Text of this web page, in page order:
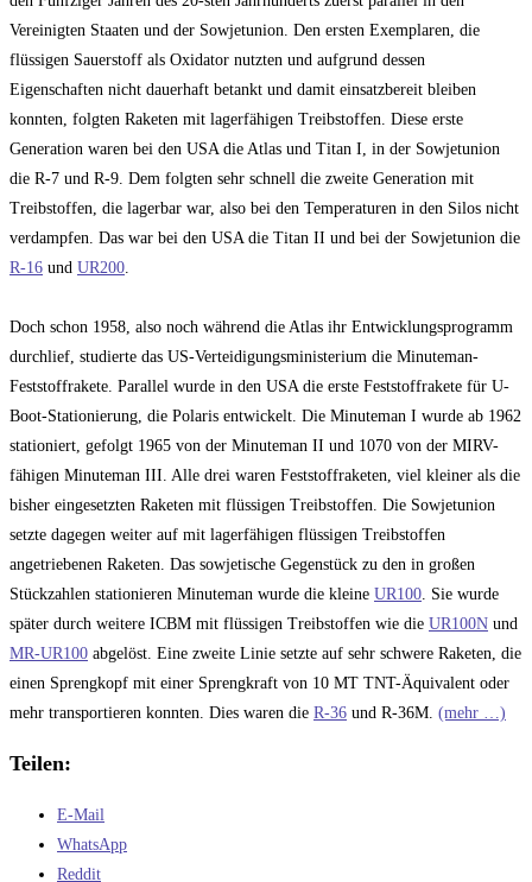
Vereinigten Staaten und der Sowjetunion. Den ersten Exemplaren, die
flüssigen Sauerstoff als Oxidator nutzten und aufgrund dessen
Eigenschaften nicht dauerhaft betankt und damit einsatzbereit bleiben
konnten, folgten Raketen mit lagerfähigen Treibstoffen. Diese erste
Generation waren bei den USA die Atlas und Titan I, in der Sowjetunion
die R-7 und R-9. Dem folgten sehr schnell die zweite Generation mit
Treibstoffen, die lagerbar war, also bei den Temperaturen in den Silos nicht
verdampfen. Das war bei den USA die Titan II und bei der Sowjetunion die
R-16 und UR200
Doch schon 1958, also noch während die Atlas ihr Entwicklungsprogramm
durchlief, studierte das US-Verteidigungsministerium die Minuteman-
Feststoffrakete. Parallel wurde in den USA die erste Feststoffrakete für U-
Boot-Stationierung, die Polaris entwickelt. Die Minuteman I wurde ab 1962
stationiert, gefolgt 1965 von der Minuteman II und 1070 von der MIRV-
fähigen Minuteman III. Alle drei waren Feststoffraketen, viel kleiner als die
bisher eingesetzten Raketen mit flüssigen Treibstoffen. Die Sowjetunion
setzte dagegen weiter auf mit lagerfähigen flüssigen Treibstoffen
angetriebenen Raketen. Das sowjetische Gegenstück zu den in großen
Stückzahlen stationieren Minuteman wurde die kleine UR100 . Sie wurde
später durch weitere ICBM mit flüssigen Treibstoffen wie die UR100N und
MR-UR100 abgelöst. Eine zweite Linie setzte auf sehr schwere Raketen, die
einen Sprengkopf mit einer Sprengkraft von 10 MT TNT-Äquivalent oder
mehr transportieren konnten. Dies waren die R-36 und R-36M. (mehr …)
Teilen:
E-Mail
WhatsApp
Reddit